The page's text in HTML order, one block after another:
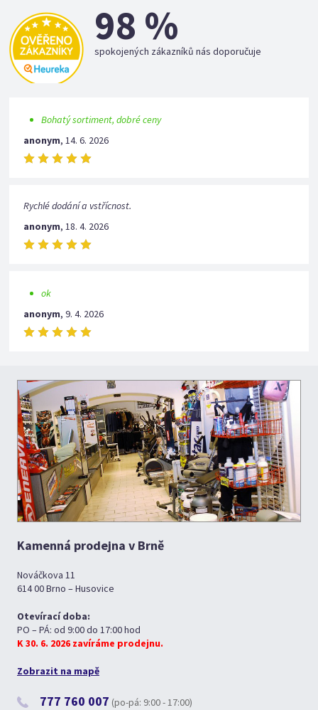
98 %
spokojených zákazníků nás doporučuje
Bohatý sortiment, dobré ceny
anonym,14. 6. 2026
Rychlé dodání a vstřícnost.
anonym,18. 4. 2026
ok
anonym,9. 4. 2026
Kamenná prodejna v Brně
Nováčkova 11
614 00 Brno – Husovice
Otevírací doba:
PO – PÁ: od 9:00 do 17:00 hod
K 30. 6. 2026 zavíráme prodejnu.
Zobrazit na mapě
777 760 007 (po-pá: 9:00 - 17:00)